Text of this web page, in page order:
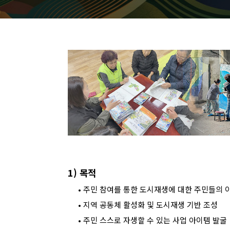
1) 목적
• 주민 참여를 통한 도시재생에 대한 주민들의
• 지역 공동체 활성화 및 도시재생 기반 조성
• 주민 스스로 자생할 수 있는 사업 아이템 발굴